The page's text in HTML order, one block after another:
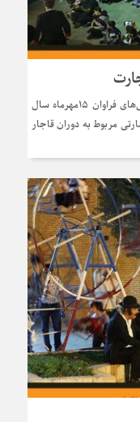
خانه و باغ اتحادیه سرانجام پس از کش و قوس‌های فراوان ۱۵مهرماه سال
مربوط به دوران قاجار